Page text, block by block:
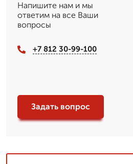
Напишите нам и мы
ответим на все Ваши
вопросы
+7 812 30-99-100
Задать вопрос